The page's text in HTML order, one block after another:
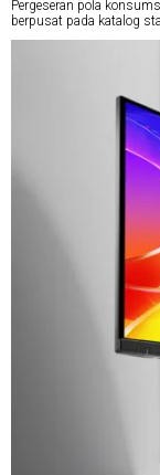
Pergeseran pola
berpusat pada katalog